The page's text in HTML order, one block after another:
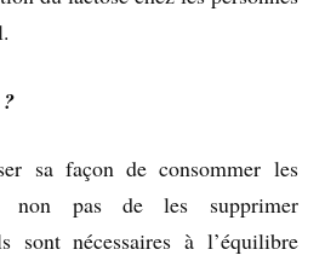
sa façon de consommer les
non pas de les supprimer
sont nécessaires à l’équilibre